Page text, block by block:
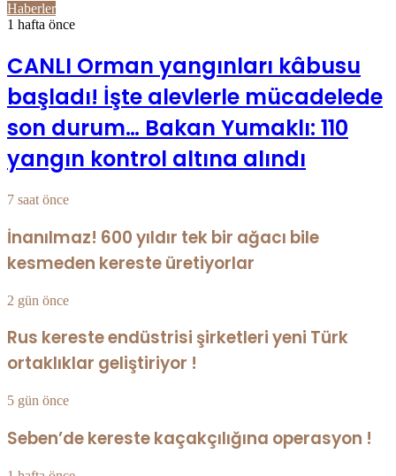
Haberler
1 hafta önce
CANLI Orman yangınları kâbusu
başladı! İşte alevlerle mücadelede
son durum… Bakan Yumaklı: 110
yangın kontrol altına alındı
7 saat önce
İnanılmaz! 600 yıldır tek bir ağacı bile
kesmeden kereste üretiyorlar
2 gün önce
Rus kereste endüstrisi şirketleri yeni Türk
ortaklıklar geliştiriyor !
5 gün önce
Seben’de kereste kaçakçılığına operasyon !